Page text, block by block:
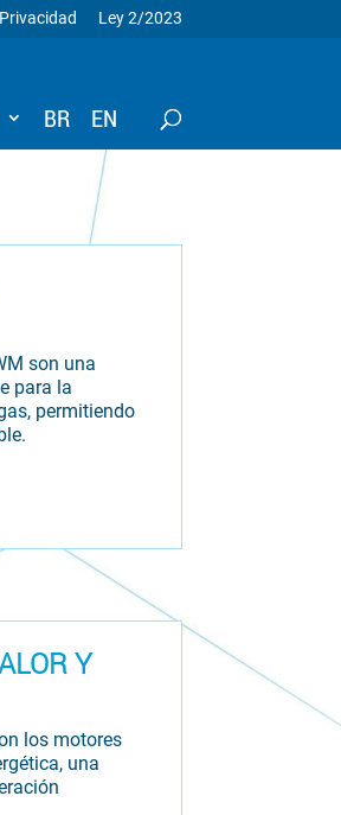
Privacidad Ley 2/2023
BR EN
son una
para la
permitiendo
Y
los motores
una